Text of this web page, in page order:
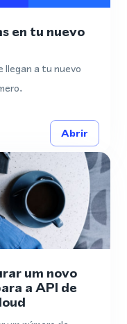
en tu nuevo
llegan a tu nuevo
Abrir
um novo
a API de